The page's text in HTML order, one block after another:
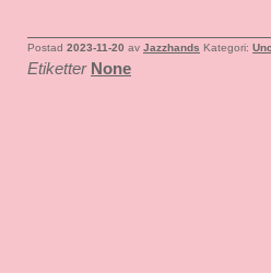
Postad 2023-11-20 av Jazzhands Kategori:
Etiketter None